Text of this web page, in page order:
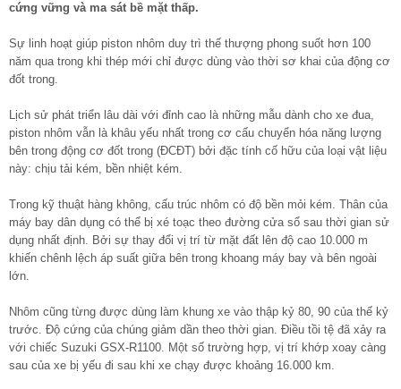
cứng vững và ma sát bề mặt thấp.
Sự linh hoạt giúp piston nhôm duy trì thế thượng phong suốt hơn 100
năm qua trong khi thép mới chỉ được dùng vào thời sơ khai của động cơ
đốt trong.
Lịch sử phát triển lâu dài với đỉnh cao là những mẫu dành cho xe đua,
piston nhôm vẫn là khâu yếu nhất trong cơ cấu chuyển hóa năng lượng
bên trong động cơ đốt trong (ĐCĐT) bởi đặc tính cố hữu của loại vật liệu
này: chịu tải kém, bền nhiệt kém.
Trong kỹ thuật hàng không, cấu trúc nhôm có độ bền mỏi kém. Thân của
máy bay dân dụng có thể bị xé toạc theo đường cửa sổ sau thời gian sử
dụng nhất định. Bởi sự thay đổi vị trí từ mặt đất lên độ cao 10.000 m
khiến chênh lệch áp suất giữa bên trong khoang máy bay và bên ngoài
lớn.
Nhôm cũng từng được dùng làm khung xe vào thập kỷ 80, 90 của thế kỷ
trước. Độ cứng của chúng giảm dần theo thời gian. Điều tồi tệ đã xảy ra
với chiếc Suzuki GSX-R1100. Một số trường hợp, vị trí khớp xoay càng
sau của xe bị yếu đi sau khi xe chạy được khoảng 16.000 km.